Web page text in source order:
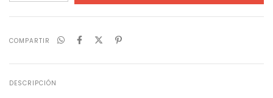
COMPARTIR
DESCRIPCIÓN